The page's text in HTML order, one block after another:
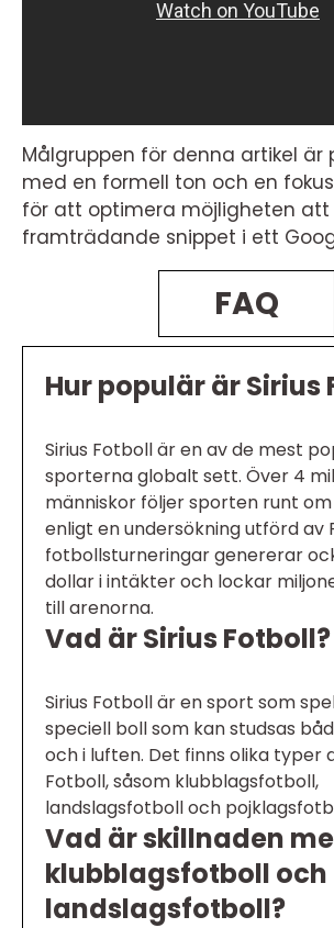
Målgruppen för denna artikel är
med en formell ton och en
för att optimera möjligheten att
framträdande snippet i ett
FAQ
Hur populär är Sirius
Sirius Fotboll är en av de mest
sporterna globalt sett. Över 4
människor följer sporten runt
enligt en undersökning utförd av
fotbollsturneringar genererar
dollar i intäkter och lockar
till arenorna.
Vad är Sirius Fotboll?
Sirius Fotboll är en sport som
speciell boll som kan studsas
och i luften. Det finns olika typer
Fotboll, såsom klubblagsfotboll,
landslagsfotboll och
Vad är skillnaden
klubblagsfotboll och
landslagsfotboll?